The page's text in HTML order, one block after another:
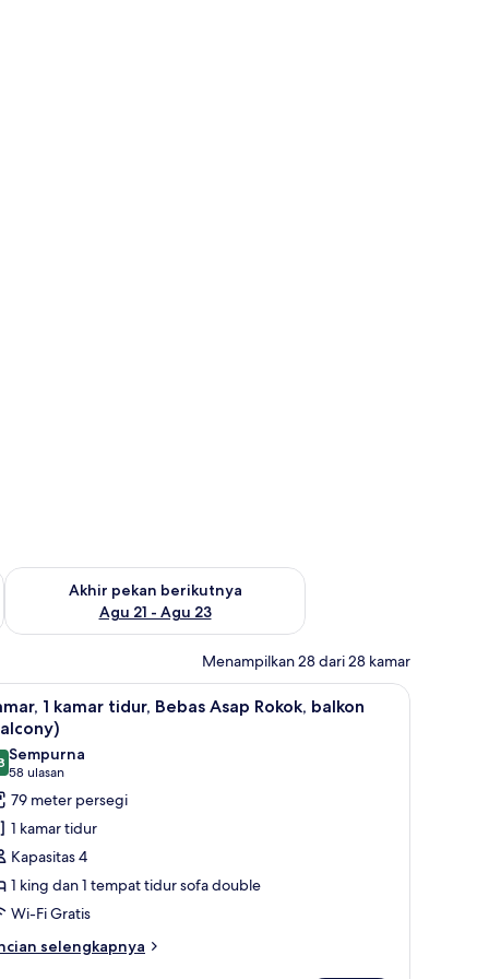
Agu 14 - Agu 16
Akhir pekan berikutnya
Agu 21 - Agu 23
Periksa ketersediaan untuk akhir pekan berikutnya Agu 21 -
Menampilkan 28 dari 28 kamar
premium, brankas, meja kerja, dan ruang kerja ramah laptop
Televisi plasma 55-inci dengan saluran TV
3
1 kamar tidur, Bebas Asap Rokok, balkon
dari 10
Sempurna
58 ulasan
(58
ulasan)
79 meter persegi
1 kamar tidur
Kapasitas 4
1 king dan 1 tempat tidur sofa double
Wi-Fi Gratis
selengkapnya